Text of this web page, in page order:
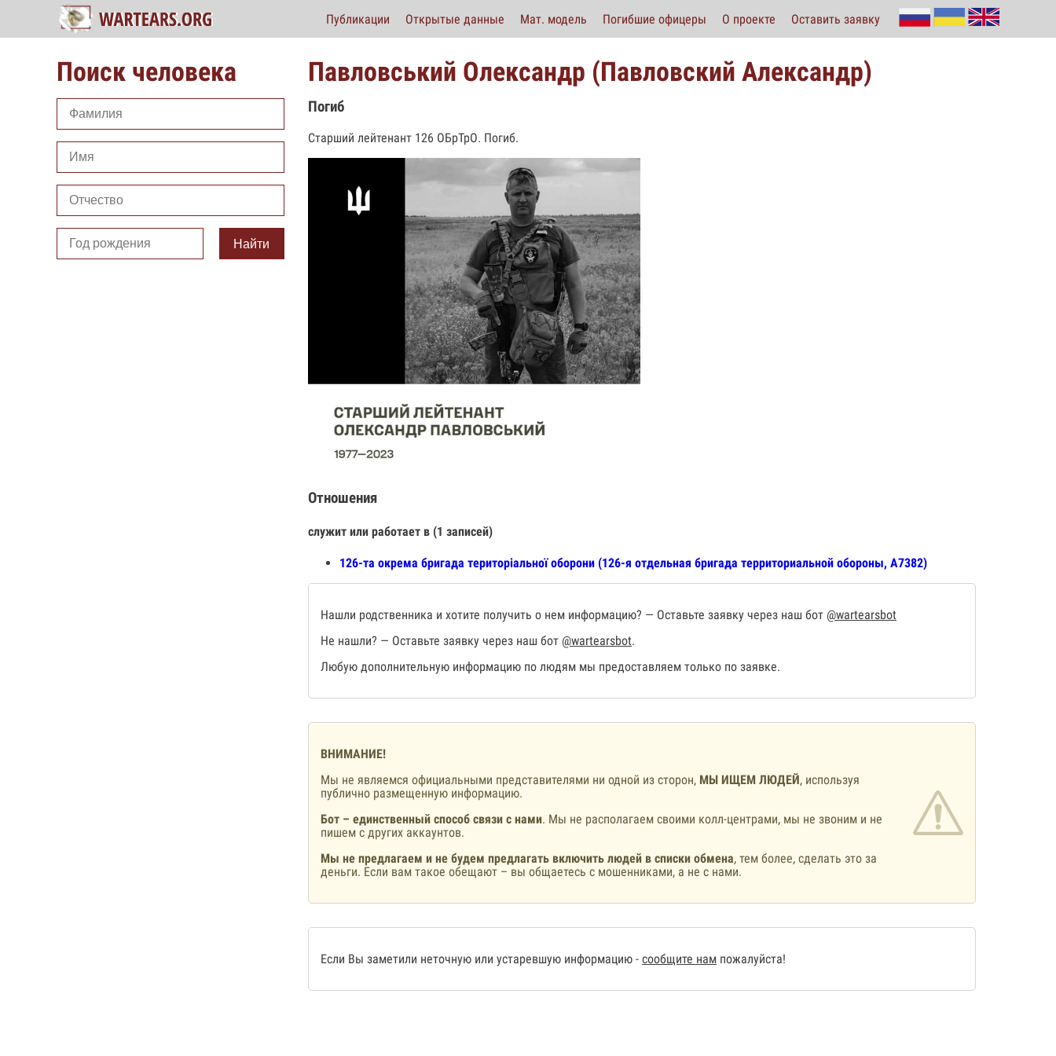
Публикации Открытые данные Мат. модель Погибшие офицеры О проекте Оставить заявку
Поиск человека
Найти
Павловський Олександр (Павловский Александр)
Погиб
Старший лейтенант 126 ОБрТрО. Погиб.
Отношения
служит или работает в (1 записей)
126-та окрема бригада територіальної оборони (126-я отдельная бригада территориальной обороны, А7382)
Нашли родственника и хотите получить о нем информацию? — Оставьте заявку через наш бот @wartearsbot
Не нашли? — Оставьте заявку через наш бот @wartearsbot.
Любую дополнительную информацию по людям мы предоставляем только по заявке.
ВНИМАНИЕ!
Мы не являемся официальными представителями ни одной из сторон, МЫ ИЩЕМ ЛЮДЕЙ, используя
публично размещенную информацию.
Бот – единственный способ связи с нами. Мы не располагаем своими колл-центрами, мы не звоним и не
пишем с других аккаунтов.
Мы не предлагаем и не будем предлагать включить людей в списки обмена, тем более, сделать это за
деньги. Если вам такое обещают – вы общаетесь с мошенниками, а не с нами.
Если Вы заметили неточную или устаревшую информацию - сообщите нам пожалуйста!